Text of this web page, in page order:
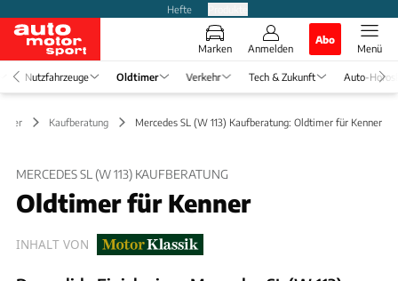
Hefte
Marken Anmelden
Abo
Menü
Nutzfahrzeuge Oldtimer Verkehr Tech & Zukunft Auto-
Kaufberatung Mercedes SL (W 113) Kaufberatung: Oldtimer für Kenner
MERCEDES SL (W 113) KAUFBERATUNG
Oldtimer für Kenner
INHALT VON